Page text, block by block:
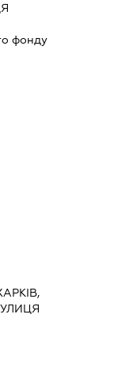
фонду